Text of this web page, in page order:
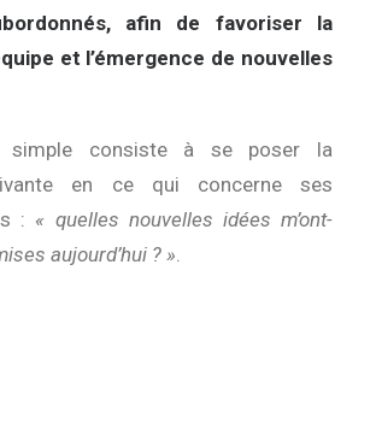
afin de favoriser la
et l’émergence de nouvelles
simple consiste à se poser la
en ce qui concerne ses
: « quelles nouvelles idées m’ont-
aujourd’hui ? ».